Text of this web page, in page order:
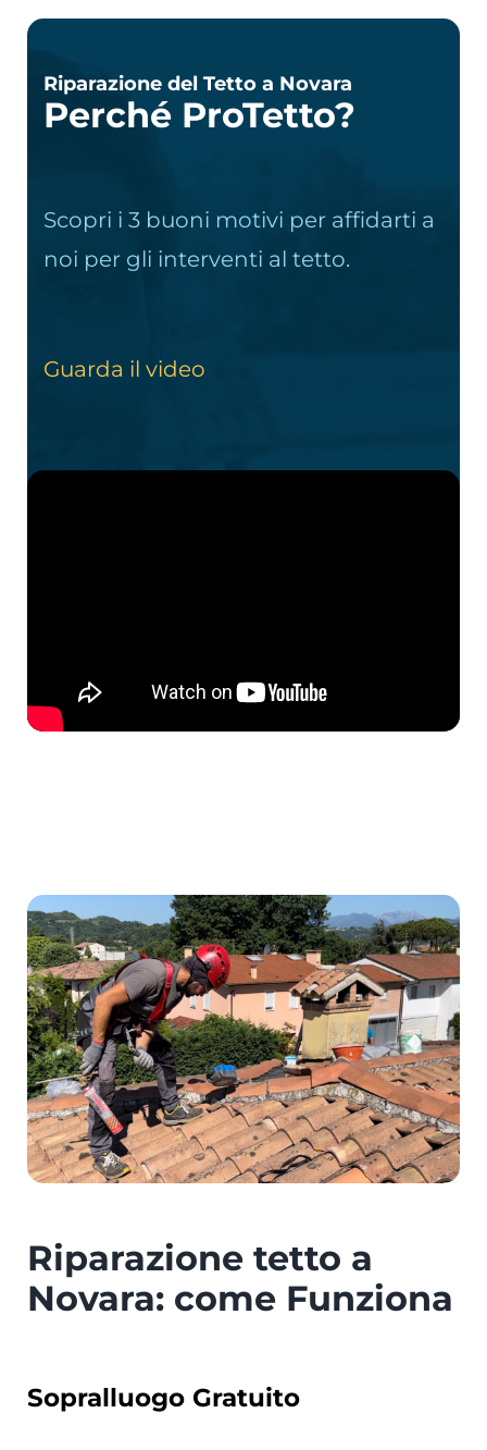
Riparazione del Tetto a Novara
Perché ProTetto?
Scopri i 3 buoni motivi per affidarti a
noi per gli interventi al tetto.
Guarda il video
Riparazione tetto a
Novara: come Funziona
Sopralluogo Gratuito